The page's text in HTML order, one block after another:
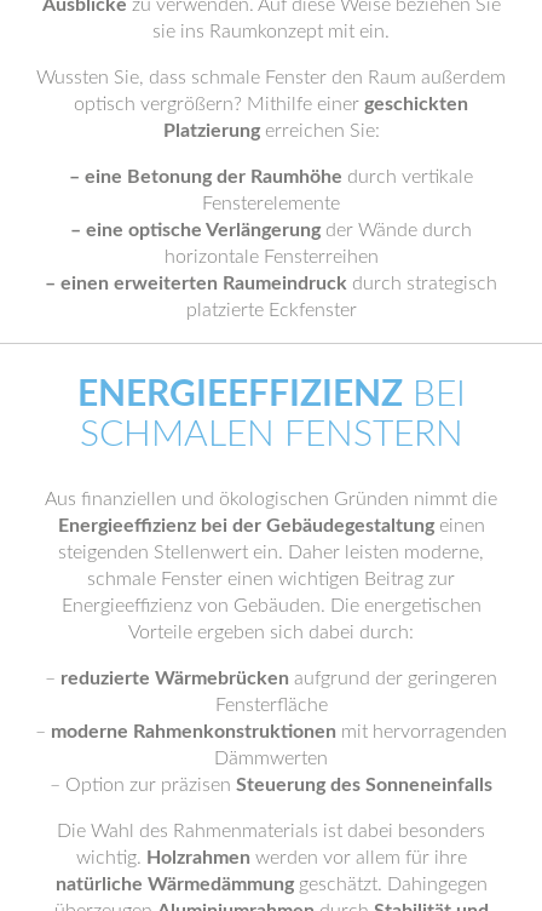
Ausblicke zu verwenden. Auf diese Weise beziehen Sie
sie ins Raumkonzept mit ein.
Wussten Sie, dass schmale Fenster den Raum außerdem
optisch vergrößern? Mithilfe einer geschickten
Platzierungerreichen Sie:
– eine Betonung der Raumhöhe durch vertikale
Fensterelemente
– eine optische Verlängerung der Wände durch
horizontale Fensterreihen
– einen erweiterten Raumeindruck durch strategisch
platzierte Eckfenster
ENERGIEEFFIZIENZ BEI
SCHMALEN FENSTERN
Aus finanziellen und ökologischen Gründen nimmt die
Energieeffizienz bei der Gebäudegestaltungeinen
steigenden Stellenwert ein. Daher leisten moderne,
schmale Fenster einen wichtigen Beitrag zur
Energieeffizienz von Gebäuden. Die energetischen
Vorteile ergeben sich dabei durch:
– reduzierte Wärmebrücken aufgrund der geringeren
Fensterfläche
– moderne Rahmenkonstruktionen mit hervorragenden
Dämmwerten
– Option zur präzisen Steuerung des Sonneneinfalls
Die Wahl des Rahmenmaterials ist dabei besonders
wichtig. Holzrahmen werden vor allem für ihre
natürliche Wärmedämmunggeschätzt. Dahingegen